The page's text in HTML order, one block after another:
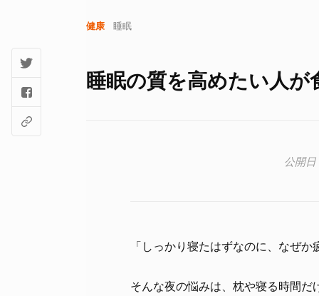
健康 睡眠
睡眠の質を高めたい人
「しっかり寝たはずなのに、なぜ
そんな夜の悩みは、枕や寝る時間